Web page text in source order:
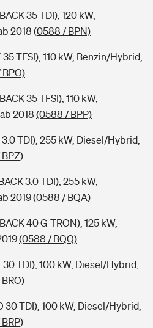
35 TDI), 120 kW,
2018 (0588 / BPN)
TFSI), 110 kW, Benzin/Hybrid,
35 TFSI), 110 kW,
2018 (0588 / BPP)
TDI), 255 kW, Diesel/Hybrid,
3.0 TDI), 255 kW,
2019(0588 / BQA)
40 G-TRON), 125 kW,
(0588 / BQQ)
TDI), 100 kW, Diesel/Hybrid,
30 TDI), 100 kW, Diesel/Hybrid,